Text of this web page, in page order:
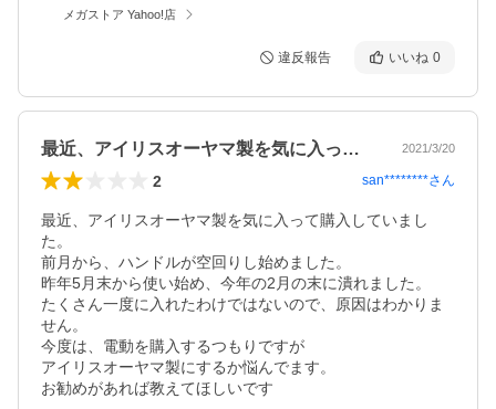
メガストア Yahoo!店
違反報告 いいね 0
最近、アイリスオーヤマ製を気に入って購… 2021/3/20
2 san********さん
最近、アイリスオーヤマ製を気に入って購入していまし
た。
前月から、ハンドルが空回りし始めました。
昨年5月末から使い始め、今年の2月の末に潰れました。
たくさん一度に入れたわけではないので、原因はわかりま
せん。
今度は、電動を購入するつもりですが
アイリスオーヤマ製にするか悩んでます。
お勧めがあれば教えてほしいです